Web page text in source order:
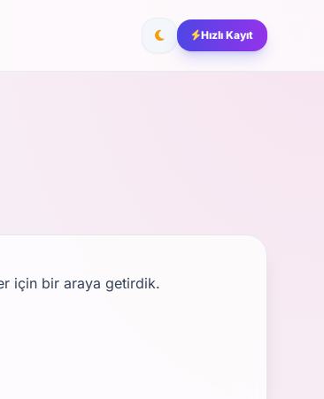
Hızlı Kayıt
için bir araya getirdik.